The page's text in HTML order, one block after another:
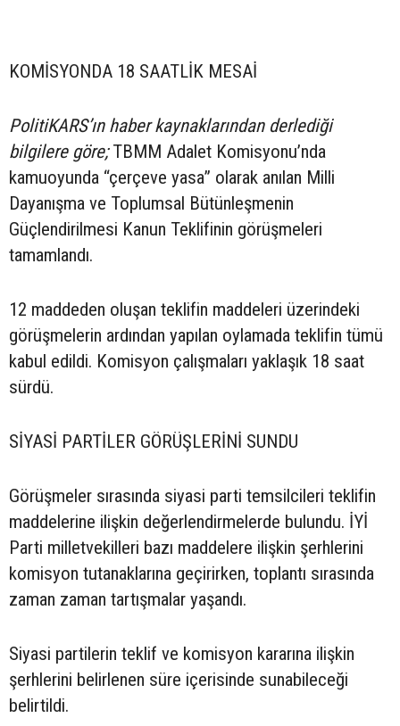
KOMİSYONDA 18 SAATLİK MESAİ
PolitiKARS’ın haber kaynaklarından derlediği
bilgilere göre;TBMM Adalet Komisyonu’nda
kamuoyunda “çerçeve yasa” olarak anılan Milli
Dayanışma ve Toplumsal Bütünleşmenin
Güçlendirilmesi Kanun Teklifinin görüşmeleri
tamamlandı.
12 maddeden oluşan teklifin maddeleri üzerindeki
görüşmelerin ardından yapılan oylamada teklifin tümü
kabul edildi. Komisyon çalışmaları yaklaşık 18 saat
sürdü.
SİYASİ PARTİLER GÖRÜŞLERİNİ SUNDU
Görüşmeler sırasında siyasi parti temsilcileri teklifin
maddelerine ilişkin değerlendirmelerde bulundu. İYİ
Parti milletvekilleri bazı maddelere ilişkin şerhlerini
komisyon tutanaklarına geçirirken, toplantı sırasında
zaman zaman tartışmalar yaşandı.
Siyasi partilerin teklif ve komisyon kararına ilişkin
şerhlerini belirlenen süre içerisinde sunabileceği
belirtildi.